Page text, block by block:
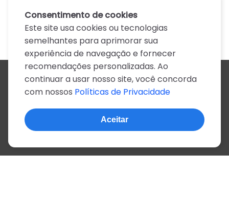
Todos os artistas
A
B C D E F G H I J
N
O P Q R S T U V W X
Z
0-9
© 2022, mais de 2 milhões de cifras e letras
Consentimento de cookies
Este site usa cookies ou tecnologias
semelhantes para aprimorar sua
experiência de navegação e fornecer
recomendações personalizadas. Ao
continuar a usar nosso site, você concorda
com nossos Políticas de Privacidade
Aceitar